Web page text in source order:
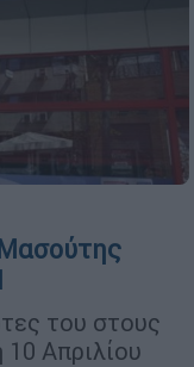
Μασούτης
του στους
Απριλίου